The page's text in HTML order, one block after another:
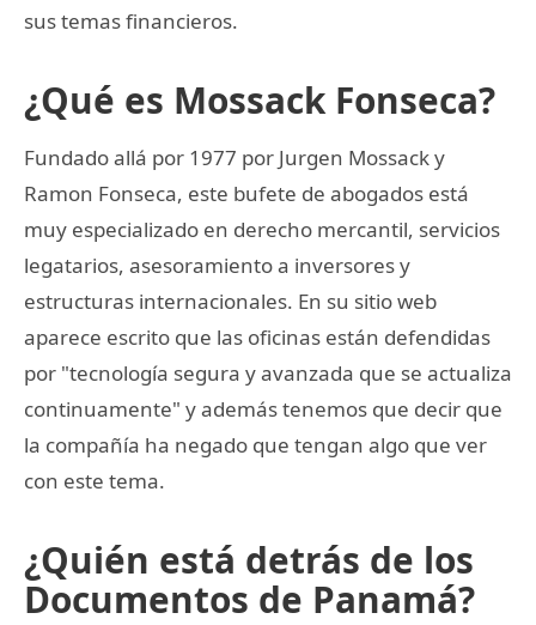
sus temas financieros.
¿Qué es Mossack Fonseca?
Fundado allá por 1977 por Jurgen Mossack y
Ramon Fonseca, este bufete de abogados está
muy especializado en derecho mercantil, servicios
legatarios, asesoramiento a inversores y
estructuras internacionales. En su sitio web
aparece escrito que las oficinas están defendidas
por "tecnología segura y avanzada que se actualiza
continuamente" y además tenemos que decir que
la compañía ha negado que tengan algo que ver
con este tema.
¿Quién está detrás de los
Documentos de Panamá?